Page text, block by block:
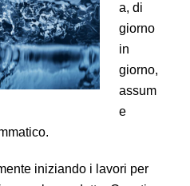
a, di
giorno
in
giorno,
assum
e
iniziando i lavori per